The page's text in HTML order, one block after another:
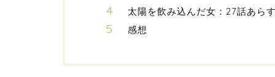
太陽を飲み込んだ女：27話あら
感想